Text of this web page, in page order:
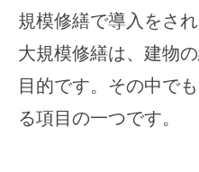
規模修繕で導入をさ
大規模修繕は、建物
目的です。その中で
る項目の一つです。